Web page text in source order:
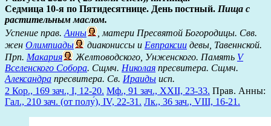
Седмица 10-я по Пятидесятнице. День постный. Пища с
растительным маслом.
Успение прав.Анны
, матери Пресвятой Богородицы. Свв.
жен Олимпиады диакониссы и Евпраксии девы, Тавеннской.
Прп. Макария Желтоводского, Унженского. Память V
Вселенского Собора. Сщмч. Николая пресвитера. Сщмч.
Александра пресвитера. Св. Ираиды исп.
2 Кор., 169 зач., I, 12-20. Мф., 91 зач., XXII, 23-33. Прав. Анны:
Гал., 210 зач. (от полу́), IV, 22-31. Лк., 36 зач., VIII, 16-21.